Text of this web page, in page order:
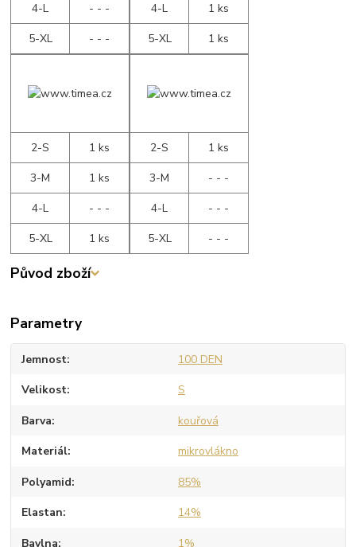
4-L
- - -
5-XL
- - -
4-L
1 ks
5-XL
1 ks
2-S
1 ks
3-M
1 ks
4-L
- - -
5-XL
1 ks
2-S
1 ks
3-M
- - -
4-L
- - -
5-XL
- - -
Původ zboží
Parametry
Jemnost 100 DEN
Velikost S
Barva kouřová
Materiál mikrovlákno
Polyamid 85%
Elastan 14%
Bavlna 1%